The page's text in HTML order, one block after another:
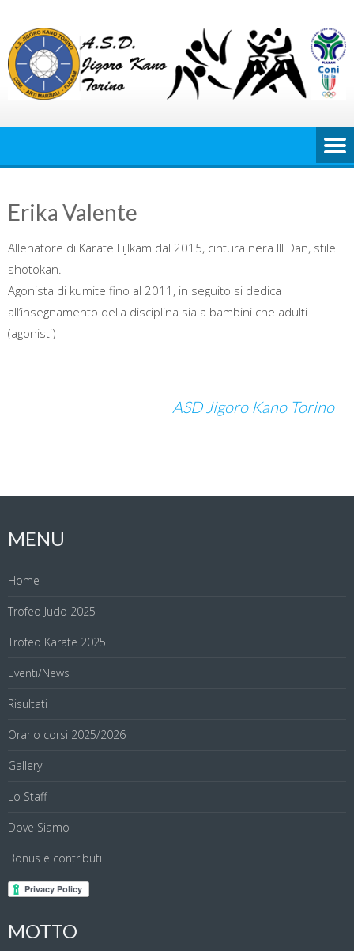
content
Erika Valente
Allenatore di Karate Fijlkam dal 2015, cintura nera III Dan, stile
shotokan.
Agonista di kumite fino al 2011, in seguito si dedica
all’insegnamento della disciplina sia a bambini che adulti
(agonisti)
ASD Jigoro Kano Torino
MENU
Home
Trofeo Judo 2025
Trofeo Karate 2025
Eventi/News
Risultati
Orario corsi 2025/2026
Gallery
Lo Staff
Dove Siamo
Bonus e contributi
MOTTO